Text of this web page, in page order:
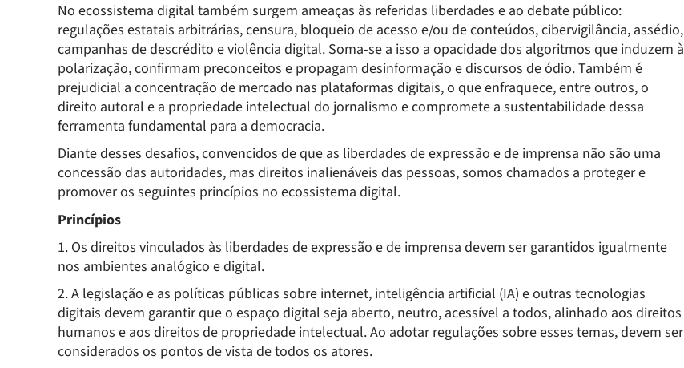
No ecossistema digital também surgem ameaças às referidas liberdades e ao debate público:
regulações estatais arbitrárias, censura, bloqueio de acesso e/ou de conteúdos, cibervigilância, assédio,
campanhas de descrédito e violência digital. Soma-se a isso a opacidade dos algoritmos que induzem à
polarização, confirmam preconceitos e propagam desinformação e discursos de ódio. Também é
prejudicial a concentração de mercado nas plataformas digitais, o que enfraquece, entre outros, o
direito autoral e a propriedade intelectual do jornalismo e compromete a sustentabilidade dessa
ferramenta fundamental para a democracia.
Diante desses desafios, convencidos de que as liberdades de expressão e de imprensa não são uma
concessão das autoridades, mas direitos inalienáveis das pessoas, somos chamados a proteger e
promover os seguintes princípios no ecossistema digital.
Princípios
1. Os direitos vinculados às liberdades de expressão e de imprensa devem ser garantidos igualmente
nos ambientes analógico e digital.
2. A legislação e as políticas públicas sobre internet, inteligência artificial (IA) e outras tecnologias
digitais devem garantir que o espaço digital seja aberto, neutro, acessível a todos, alinhado aos direitos
humanos e aos direitos de propriedade intelectual. Ao adotar regulações sobre esses temas, devem ser
considerados os pontos de vista de todos os atores.